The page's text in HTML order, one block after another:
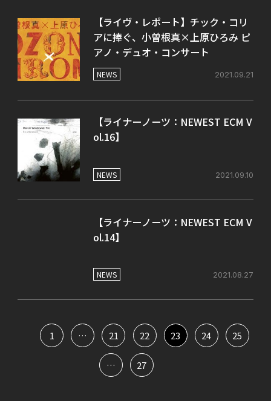
【ライヴ・レポート】チック・コリ
アに捧ぐ、小曽根真×上原ひろみ ピ
アノ・デュオ・コンサート
NEWS 2021.09.21
【ライナーノーツ：NEWEST ECM V
ol.16】
NEWS 2021.09.10
【ライナーノーツ：NEWEST ECM V
ol.14】
NEWS 2021.08.27
1 … 21 22 23 24 25
… 27